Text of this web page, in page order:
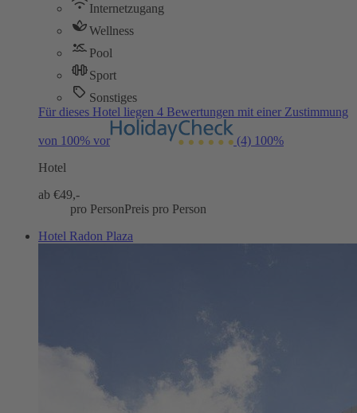
Internetzugang
Wellness
Pool
Sport
Sonstiges
Für dieses Hotel liegen 4 Bewertungen mit einer Zustimmung
von 100% vor (4) 100%
Hotel
ab €49,-
pro PersonPreis pro Person
Hotel Radon Plaza